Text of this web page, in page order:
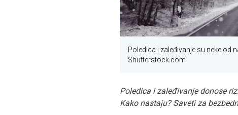
Poledica i zaleđivanje su neke od
Shutterstock.com
Poledica i zaleđivanje donose
Kako nastaju? Saveti za